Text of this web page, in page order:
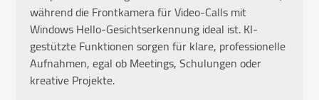
während die Frontkamera für Video-Calls mit
Windows Hello-Gesichtserkennung ideal ist. KI-
gestützte Funktionen sorgen für klare, professionelle
Aufnahmen, egal ob Meetings, Schulungen oder
kreative Projekte.